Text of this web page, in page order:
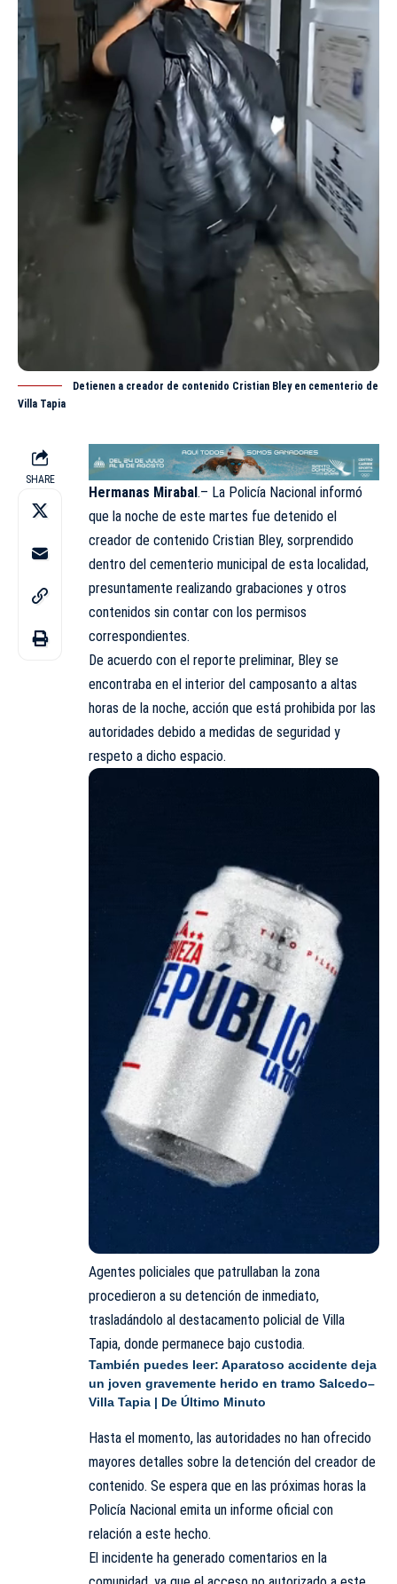
Detienen a creador de contenido Cristian Bley en cementerio de
Villa Tapia
SHARE
Hermanas Mirabal.– La Policía Nacional informó
que la noche de este martes fue detenido el
creador de contenido Cristian Bley, sorprendido
dentro del cementerio municipal de esta localidad,
presuntamente realizando grabaciones y otros
contenidos sin contar con los permisos
correspondientes.
De acuerdo con el reporte preliminar, Bley se
encontraba en el interior del camposanto a altas
horas de la noche, acción que está prohibida por las
autoridades debido a medidas de seguridad y
respeto a dicho espacio.
Agentes policiales que patrullaban la zona
procedieron a su detención de inmediato,
trasladándolo al destacamento policial de Villa
Tapia, donde permanece bajo custodia.
También puedes leer: Aparatoso accidente deja
un joven gravemente herido en tramo Salcedo–
Villa Tapia | De Último Minuto
Hasta el momento, las autoridades no han ofrecido
mayores detalles sobre la detención del creador de
contenido. Se espera que en las próximas horas la
Policía Nacional emita un informe oficial con
relación a este hecho.
El incidente ha generado comentarios en la